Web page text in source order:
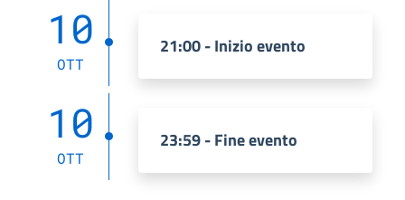
10
OTT
21:00 - Inizio evento
10
OTT
23:59 - Fine evento